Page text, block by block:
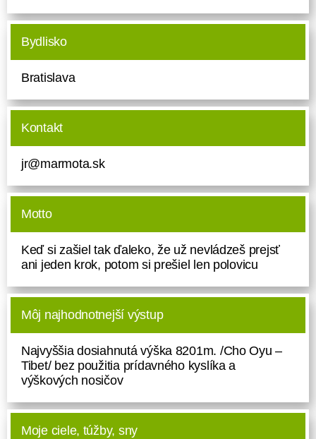
Bydlisko
Bratislava
Kontakt
jr@marmota.sk
Motto
Keď si zašiel tak ďaleko, že už nevládzeš prejsť
ani jeden krok, potom si prešiel len polovicu
Môj najhodnotnejší výstup
Najvyššia dosiahnutá výška 8201m. /Cho Oyu –
Tibet/ bez použitia prídavného kyslíka a
výškových nosičov
Moje ciele, túžby, sny